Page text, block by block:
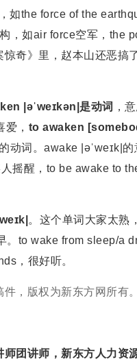
，如the force of the
，如air force空军，the
奇》里，赵本山还恶搞
|əˈweɪkən|是动词 ，
， to awaken
动词。awake |əˈweɪk|
摇醒，to be awake to
。这个单词大家太熟
。to wake from sleep/a
，很好听。
版权为新东方网所有
讲师，新东方人力资